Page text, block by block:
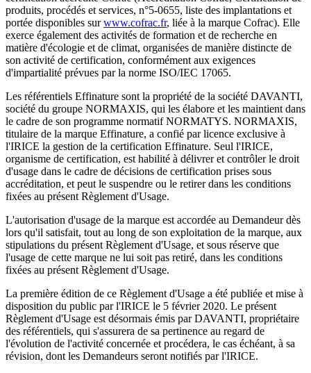
produits, procédés et services, n°5-0655, liste des implantations et
portée disponibles surwww.cofrac.fr, liée à la marque Cofrac). Elle
exerce également des activités de formation et de recherche en
matière d'écologie et de climat, organisées de manière distincte de
son activité de certification, conformément aux exigences
d'impartialité prévues par la norme ISO/IEC 17065.
Les référentiels Effinature sont la propriété de la société DAVANTI,
société du groupe NORMAXIS, qui les élabore et les maintient dans
le cadre de son programme normatif NORMATYS. NORMAXIS,
titulaire de la marque Effinature, a confié par licence exclusive à
l'IRICE la gestion de la certification Effinature. Seul l'IRICE,
organisme de certification, est habilité à délivrer et contrôler le droit
d'usage dans le cadre de décisions de certification prises sous
accréditation, et peut le suspendre ou le retirer dans les conditions
fixées au présent Règlement d'Usage.
L'autorisation d'usage de la marque est accordée au Demandeur dès
lors qu'il satisfait, tout au long de son exploitation de la marque, aux
stipulations du présent Règlement d'Usage, et sous réserve que
l'usage de cette marque ne lui soit pas retiré, dans les conditions
fixées au présent Règlement d'Usage.
La première édition de ce Règlement d'Usage a été publiée et mise à
disposition du public par l'IRICE le 5 février 2020. Le présent
Règlement d'Usage est désormais émis par DAVANTI, propriétaire
des référentiels, qui s'assurera de sa pertinence au regard de
l'évolution de l'activité concernée et procédera, le cas échéant, à sa
révision, dont les Demandeurs seront notifiés par l'IRICE.